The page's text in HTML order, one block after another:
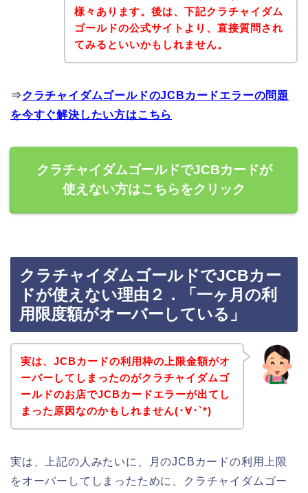
様々あります。後は、下記クラチャイダム
ゴールドの公式サイトより、直接質問され
てみるといいかもしれません。
⇒クラチャイダムゴールドのJCBカードエラーの問題
を今すぐ解決したい方はこちら
クラチャイダムゴールドでJCBカードが
使えない方はこちらをクリック
クラチャイダムゴールドでJCBカー
ドが使えない理由２．「一ヶ月の利
用限度額がオーバーしている」
実は、JCBカードの利用枠の上限金額がオ
ーバーしてしまったのがクラチャイダムゴ
ールドのお店でJCBカードエラーが出てし
まった原因なのかもしれません(･∀･`*)
実は、上記の人みたいに、月のJCBカードの利用上限
をオーバーしてしまったために、クラチャイダムゴー